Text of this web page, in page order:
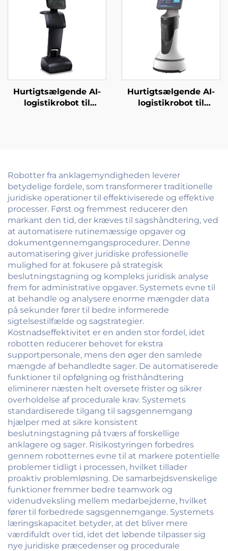
Hurtigtsælgende AI-
logistikrobot til
Hurtigtsælgende AI-
logistikrobot til
Robotter fra anklagemyndigheden leverer
betydelige fordele, som transformerer traditionelle
juridiske operationer til effektiviserede og effektive
processer. Først og fremmest reducerer den
markant den tid, der kræves til sagshåndtering, ved
at automatisere rutinemæssige opgaver og
dokumentgennemgangsprocedurer. Denne
automatisering giver juridiske professionelle
mulighed for at fokusere på strategisk
beslutningstagning og kompleks juridisk analyse
frem for administrative opgaver. Systemets evne til
at behandle og analysere enorme mængder data
på sekunder fører til bedre informerede
sigtelsestilfælde og sagstrategier.
Kostnadseffektivitet er en anden stor fordel, idet
robotten reducerer behovet for ekstra
supportpersonale, mens den øger den samlede
mængde af behandledte sager. De automatiserede
funktioner til opfølgning og fristhåndtering
eliminerer næsten helt oversete frister og sikrer
overholdelse af procedurale krav. Systemets
standardiserede tilgang til sagsgennemgang
hjælper med at sikre konsistent
beslutningstagning på tværs af forskellige
anklagere og sager. Risikostyringen forbedres
gennem robotternes evne til at markere potentielle
problemer tidligt i processen, hvilket tillader
proaktiv problemløsning. De samarbejdsvenskelige
funktioner fremmer bedre teamwork og
videnudveksling mellem medarbejderne, hvilket
fører til forbedrede sagsgennemgange. Systemets
læringskapacitet betyder, at det bliver mere
værdifuldt over tid, idet det løbende tilpasser sig
nye juridiske præcedenser og procedurale